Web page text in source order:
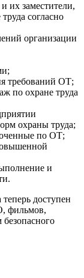
их заместители,
согласно
организации
требований ОТ;
по охране труда
охраны труда;
по ОТ;
и
доступен
фильмов,